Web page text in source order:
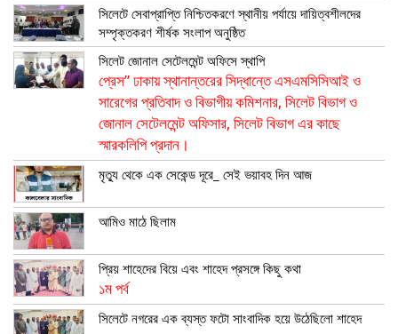
সিলেটে সেবাপ্রাপ্তি নিশ্চিতকরণে স্থানীয় পর্যায়ে দায়িত্বশীলদের
সম্পৃক্তকরণ শীর্ষক সংলাপ অনুষ্ঠিত
সিলেট জোনাল সেটেলমেন্ট অফিসে স্থাপি
প্রেস” ঢাকায় স্থানান্তরের সিদ্ধান্তে এসএমসিসিআই ও
সারেগের প্রতিবাদ ও বিভাগীয় কমিশনার, সিলেট বিভাগ ও
জোনাল সেটেলমেন্ট অফিসার, সিলেট বিভাগ এর কাছে
স্মারকলিপি প্রদান।
মৃত্যু থেকে এক সেকেন্ড দূরে_ সেই ভয়াবহ দিন আজ
আমিও মাঠে ছিলাম
প্রিয় শাহেদের বিয়ে এবং শাহেদ প্রসঙ্গে কিছু কথা
১ম পর্ব
সিলেটে নগরের এক ব্যস্ত ফটো সাংবাদিক হয়ে উঠেছিলো শাহেদ